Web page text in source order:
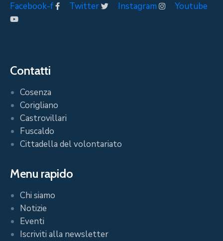
Facebook-f
Twitter Instagram Youtube
Contatti
Cosenza
Corigliano
Castrovillari
Fuscaldo
Cittadella del volontariato
Menu rapido
Chi siamo
Notizie
Eventi
Iscriviti alla newsletter